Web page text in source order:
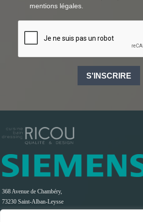
mentions légales.
S'INSCRIRE
368 Avenue de Chambéry,
73230 Saint-Alban-Leysse
CHAMBERY / SAVOIE